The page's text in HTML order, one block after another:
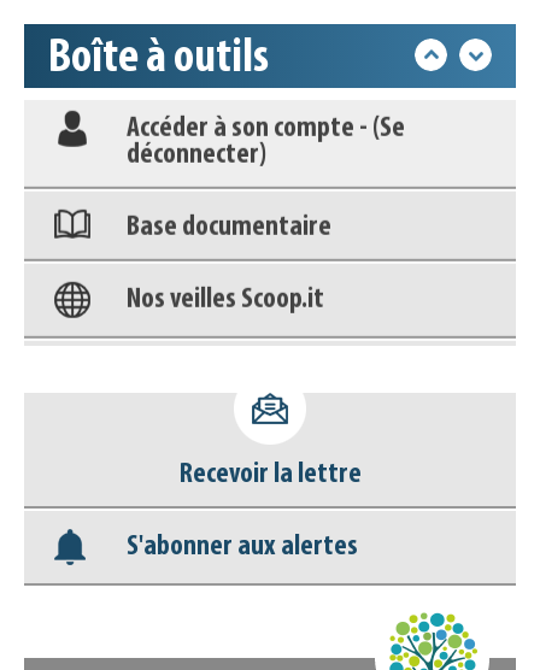
Boîte à outils
Accéder à son compte - (Se
déconnecter)
Base documentaire
Nos veilles Scoop.it
Appels à projets
Recevoir la lettre
S'abonner aux alertes